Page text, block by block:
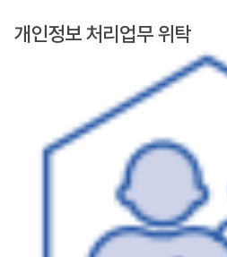
개인정보 처리업무 위탁